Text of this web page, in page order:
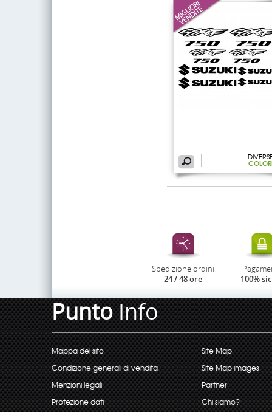
Spedizione ordini
24 / 48 ore 100%
PuntoInfo
Mappa del sito
Condizione generali di vendita
Menzioni legali
Protezione dati
Site Map
Site Map images
Partner
Chi siamo?